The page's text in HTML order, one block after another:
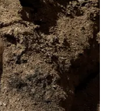
sur le tableau